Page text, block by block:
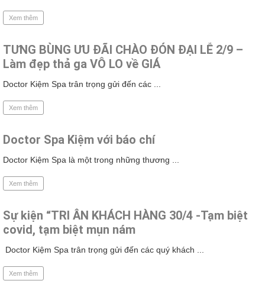
Xem thêm
TƯNG BÙNG ƯU ĐÃI CHÀO ĐÓN ĐẠI LỄ 2/9 –
Làm đẹp thả ga VÔ LO về GIÁ
Doctor Kiệm Spa trân trọng gửi đến các ...
Xem thêm
Doctor Spa Kiệm với báo chí
Doctor Kiệm Spa là một trong những thương ...
Xem thêm
Sự kiện “TRI ÂN KHÁCH HÀNG 30/4 -Tạm biệt
covid, tạm biệt mụn nám
Doctor Kiệm Spa trân trọng gửi đến các quý khách ...
Xem thêm